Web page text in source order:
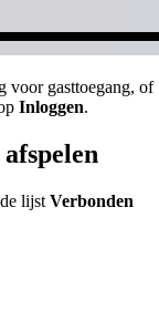
voor gasttoegang, of
Inloggen.
lijst Verbonden